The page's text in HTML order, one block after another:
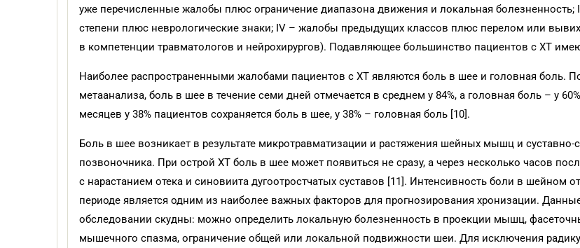
уже перечисленные жалобы плюс ограничение диапазона движения и локальная болезненность;
степени плюс неврологические знаки; IV – жалобы предыдущих классов плюс перелом или вывих
в компетенции травматологов и нейрохирургов). Подавляющее большинство пациентов с ХТ
Наиболее распространенными жалобами пациентов с ХТ являются боль в шее и головная боль.
метаанализа, боль в шее в течение семи дней отмечается в среднем у 84%, а головная боль – у
месяцев у 38% пациентов сохраняется боль в шее, у 38% – головная боль [10].
Боль в шее возникает в результате микротравматизации и растяжения шейных мышц и суставно-
позвоночника. При острой ХТ боль в шее может появиться не сразу, а через несколько часов
с нарастанием отека и синовиита дуго­отростчатых суставов [11]. Интенсивность боли в шейном
периоде является одним из наиболее важных факторов для прогнозирования хронизации.
обследовании скудны: можно определить локальную болезненность в проекции мышц,
мышечного спазма, ограничение общей или локальной подвижности шеи. Для исключения